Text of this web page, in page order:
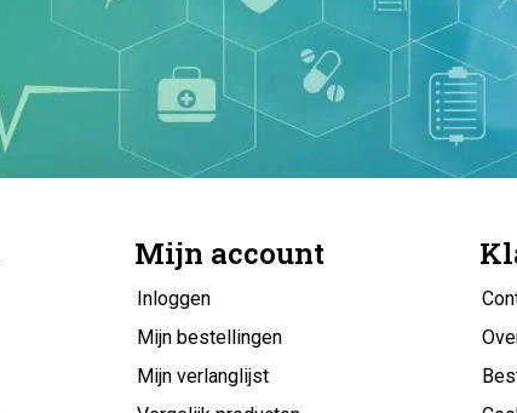
Mijn account
Inloggen
Mijn bestellingen
Mijn verlanglijst